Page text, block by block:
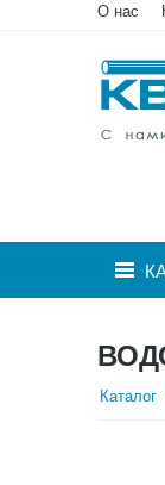
О нас
Каталог